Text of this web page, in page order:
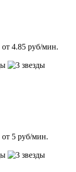
4.85 руб/мин.
5 руб/мин.